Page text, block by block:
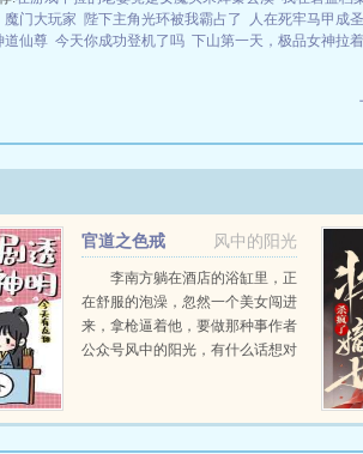
魔门大玩家 陛下主角光环被我霸占了 人在死牢马甲成圣
道仙尊 今天你成功登机了吗 下山第一天，极品女神拉
风中的阳光
官道之色戒
李南方躺在酒店的浴缸里，正
在舒服的泡澡，忽然一个美女闯进
来，拿枪逼着他，要做那种事作者
公众号风中的阳光，有什么话想对
说的心里话。...